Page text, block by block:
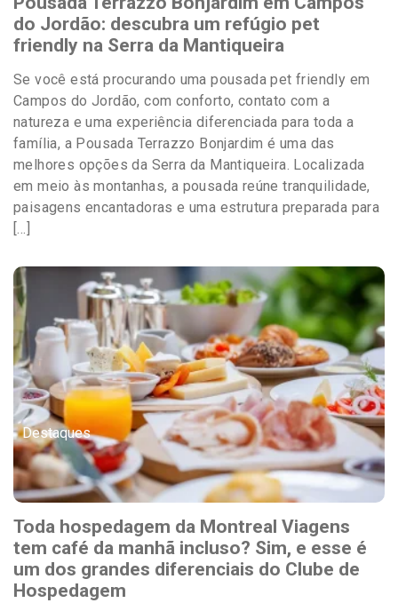
do Jordão: descubra um refúgio pet
friendly na Serra da Mantiqueira
Se você está procurando uma pousada pet friendly em
Campos do Jordão, com conforto, contato com a
natureza e uma experiência diferenciada para toda a
família, a Pousada Terrazzo Bonjardim é uma das
melhores opções da Serra da Mantiqueira. Localizada
em meio às montanhas, a pousada reúne tranquilidade,
paisagens encantadoras e uma estrutura preparada para
[…]
Destaques
Toda hospedagem da Montreal Viagens
tem café da manhã incluso? Sim, e esse é
um dos grandes diferenciais do Clube de
Hospedagem